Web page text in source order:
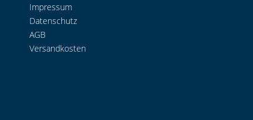
Impressum
Datenschutz
AGB
Versandkosten